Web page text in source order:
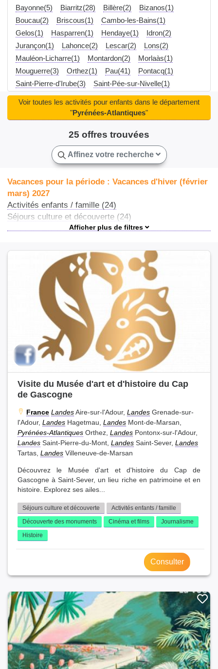
Bayonne(5)
Biarritz(28) Billère(2)
Bizanos(1)
Boucau(2)
Briscous(1)
Cambo-les-Bains(1)
Gelos(1)
Hasparren(1) Hendaye(1)
Idron(2)
Jurançon(1)
Lahonce(2) Lescar(2)
Lons(2)
Mauléon-Licharre(1)
Montardon(2)
Morlaàs(1)
Mouguerre(3)
Orthez(1) Pau(41)
Pontacq(1)
Saint-Pierre-d'Irube(3)
Saint-Pée-sur-Nivelle(1)
Sauvagnon(1)
Serres-Castet(2)
Ustaritz(1)
25 offres trouvées
Voir toutes les activités pour enfants dans le département
"Pyrénées-Atlantiques"
Affinez votre recherche
Vacances pour la période : Vacances d'hiver (février
mars) 2027
Activités enfants / famille (24)
Séjours culture et découverte (24)
Ateliers et stages (4)
Séjours éco-responsable (2)
Vacances en famille (1)
Visite du Musée d'art et d'histoire du Cap
de Gascogne
France LandesAire-sur-l'Adour, Landes Grenade-sur-
l'Adour, Landes Hagetmau, Landes Mont-de-Marsan,
Pyrénées-Atlantiques Orthez, Landes Pontonx-sur-l'Adour,
Landes Saint-Pierre-du-Mont, Landes Saint-Sever, Landes
Tartas, Landes Villeneuve-de-Marsan
Découvrez le Musée d'art et d'histoire du Cap de
Gascogne à Saint-Sever, un lieu riche en patrimoine et en
histoire. Explorez ses ailes...
Séjours culture et découverte
Activités enfants / famille
Découverte des monuments
Cinéma et films
Journalisme
Histoire
Consulter